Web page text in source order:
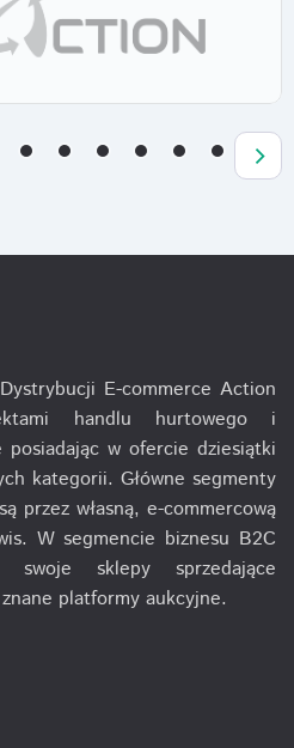
E-commerce Action
handlu hurtowego i
w ofercie dziesiątki
kategorii. Główne segmenty
przez własną, e-commercową
W segmencie biznesu B2C
sklepy sprzedające
platformy aukcyjne.